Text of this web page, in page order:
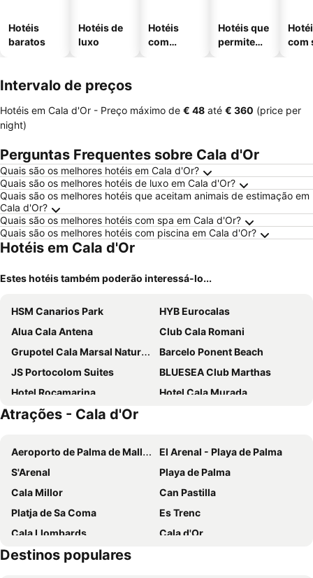
Hotéis
baratos
Hotéis de
luxo
Hotéis
com
Hotéis que
permitem
com
Intervalo de preços
Hotéis em Cala d'Or - Preço máximo de ‎€ 48 até ‎€ 360 (price per
night)
Perguntas Frequentes sobre Cala d'Or
Quais são os melhores hotéis em Cala d'Or?
Quais são os melhores hotéis de luxo em Cala d'Or?
Quais são os melhores hotéis que aceitam animais de estimação em
Cala d'Or?
Quais são os melhores hotéis com spa em Cala d'Or?
Quais são os melhores hotéis com piscina em Cala d'Or?
Hotéis em Cala d'Or
Estes hotéis também poderão interessá-lo...
HSM Canarios Park
HYB Eurocalas
Alua Cala Antena
Club Cala Romani
Grupotel Cala Marsal Nature Hotel
Barcelo Ponent Beach
JS Portocolom Suites
BLUESEA Club Marthas
Hotel Rocamarina
Hotel Cala Murada
AluaSoul Mallorca Resort
MarSenses Ferrera Blanca Hotel Family
Gavimar Cala Gran Hotel and Apartments
Smy Portocolom
Iberostar Waves Cala Domingos
JS Cape Colom
Hotel Figuera Park
Prinsotel Alba & Spa
Melia Cala d'Or Boutique Hotel
Blau Punta Reina
Gavimar Ariel Chico Hotel and Apartments
Hotel Palia Maria Eugenia
Atrações - Cala d'Or
Aeroporto de Palma de Mallorca
El Arenal - Playa de Palma
S'Arenal
Playa de Palma
Cala Millor
Can Pastilla
Platja de Sa Coma
Es Trenc
Cala Llombards
Cala d'Or
Can Picafort
Destinos populares